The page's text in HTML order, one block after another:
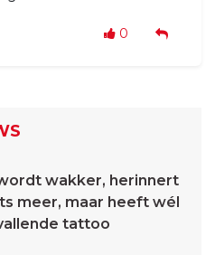
0
wakker, herinnert
meer, maar heeft wél
tattoo